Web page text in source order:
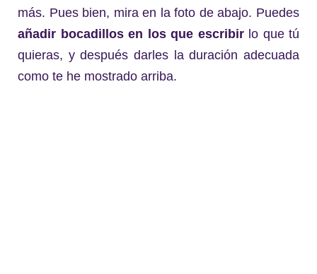
más. Pues bien, mira en la foto de abajo. Puedes
añadir bocadillos en los que escribirlo que tú
quieras, y después darles la duración adecuada
como te he mostrado arriba.